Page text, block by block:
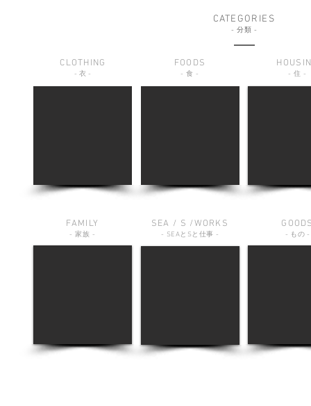
CATEGORIES
- 分類 -
CLOTHING
-衣 -
FOODS
- 食 - - 住 -
FAMILY
- 家族 -
SEA / S /WORKS
- SEAと S と仕事 - - もの -